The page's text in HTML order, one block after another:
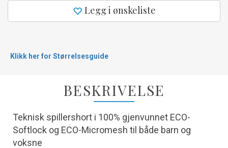
Legg i ønskeliste
Klikk her for Størrelsesguide
BESKRIVELSE
Teknisk spillershort i 100% gjenvunnet ECO-
Softlock og ECO-Micromesh til både barn og
voksne